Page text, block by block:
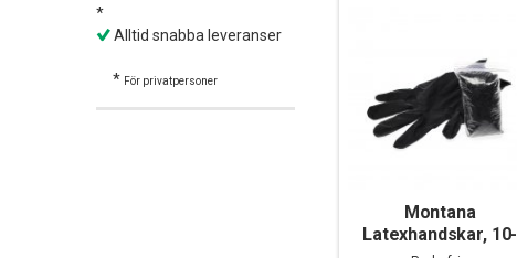
*
Alltid snabba leveranser
* För privatpersoner
Montana
Latexhandskar, 10-